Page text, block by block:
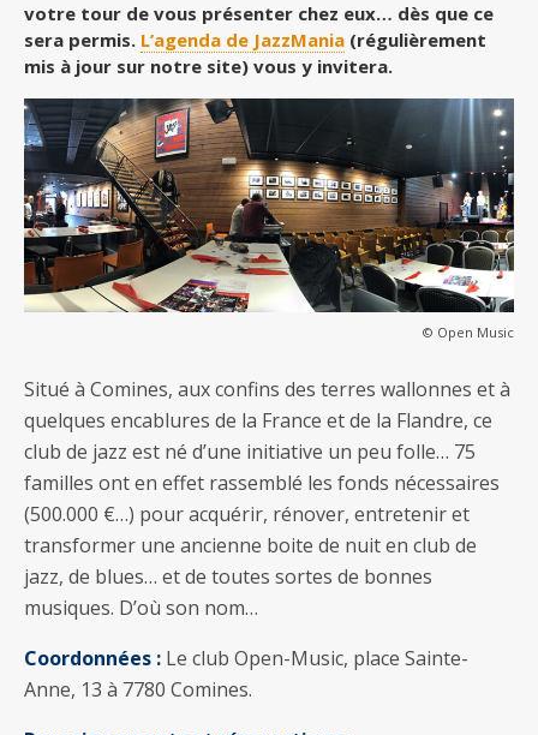
votre tour de vous présenter chez eux… dès que ce
sera permis. L’agenda de JazzMania (régulièrement
mis à jour sur notre site) vous y invitera.
© Open Music
Situé à Comines, aux confins des terres wallonnes et à
quelques encablures de la France et de la Flandre, ce
club de jazz est né d’une initiative un peu folle… 75
familles ont en effet rassemblé les fonds nécessaires
(500.000 €…) pour acquérir, rénover, entretenir et
transformer une ancienne boite de nuit en club de
jazz, de blues… et de toutes sortes de bonnes
musiques. D’où son nom…
Coordonnées : Le club Open-Music, place Sainte-
Anne, 13 à 7780 Comines.